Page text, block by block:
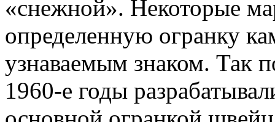
«снежной». Некоторые
определенную огранку
узнаваемым знаком. Так
1960-е годы